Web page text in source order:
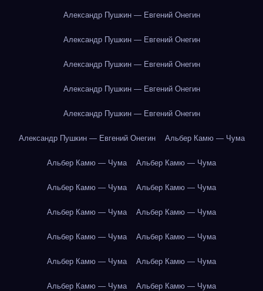
Александр Пушкин — Евгений Онегин
Александр Пушкин — Евгений Онегин
Александр Пушкин — Евгений Онегин
Александр Пушкин — Евгений Онегин
Александр Пушкин — Евгений Онегин
Александр Пушкин — Евгений Онегин Альбер Камю — Чума
Альбер Камю — Чума Альбер Камю — Чума
Альбер Камю — Чума Альбер Камю — Чума
Альбер Камю — Чума Альбер Камю — Чума
Альбер Камю — Чума Альбер Камю — Чума
Альбер Камю — Чума Альбер Камю — Чума
Альбер Камю — Чума Альбер Камю — Чума